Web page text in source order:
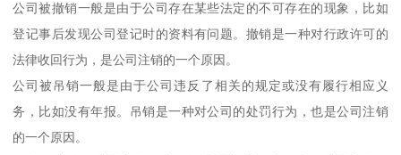
公司被撤销一般是由于公司存在某些法定的不可存在的现象，比如
登记事后发现公司登记时的资料有问题。撤销是一种对行政许可的
法律收回行为，是公司注销的一个原因。
公司被吊销一般是由于公司违反了相关的规定或没有履行相应义
务，比如没有年报。吊销是一种对公司的处罚行为，也是公司注销
的一个原因。